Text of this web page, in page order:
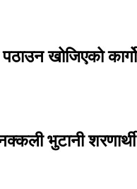
खोजिएको
भुटानी